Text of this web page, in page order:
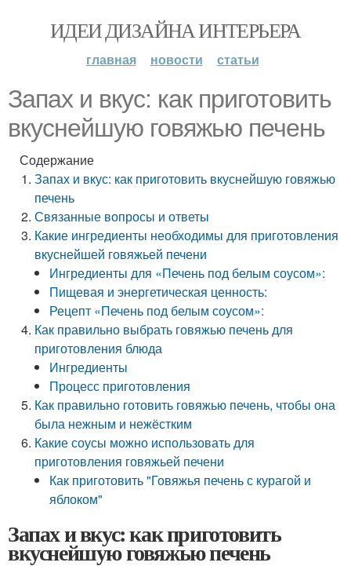
ИДЕИ ДИЗАЙНА ИНТЕРЬЕРА
главная новости статьи
Запах и вкус: как приготовить
вкуснейшую говяжью печень
Содержание
Запах и вкус: как приготовить вкуснейшую говяжью
печень
Связанные вопросы и ответы
Какие ингредиенты необходимы для приготовления
вкуснейшей говяжьей печени
Ингредиенты для «Печень под белым соусом»:
Пищевая и энергетическая ценность:
Рецепт «Печень под белым соусом»:
Как правильно выбрать говяжью печень для
приготовления блюда
Ингредиенты
Процесс приготовления
Как правильно готовить говяжью печень, чтобы она
была нежным и нежёстким
Какие соусы можно использовать для
приготовления говяжьей печени
Как приготовить "Говяжья печень с курагой и
яблоком"
Запах и вкус: как приготовить
вкуснейшую говяжью печень